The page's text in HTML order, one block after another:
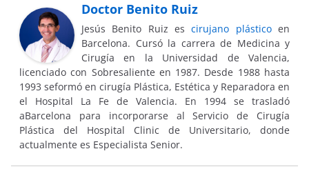
Doctor Benito Ruiz
Jesús Benito Ruiz escirujano plásticoen
Barcelona. Cursó la carrera de Medicina y
Cirugía en la Universidad de Valencia,
licenciado con Sobresaliente en 1987. Desde 1988 hasta
1993 seformó en cirugía Plástica, Estética y Reparadora en
el Hospital La Fe de Valencia. En 1994 se trasladó
aBarcelona para incorporarse al Servicio de Cirugía
Plástica del Hospital Clinic de Universitario, donde
actualmente es Especialista Senior.